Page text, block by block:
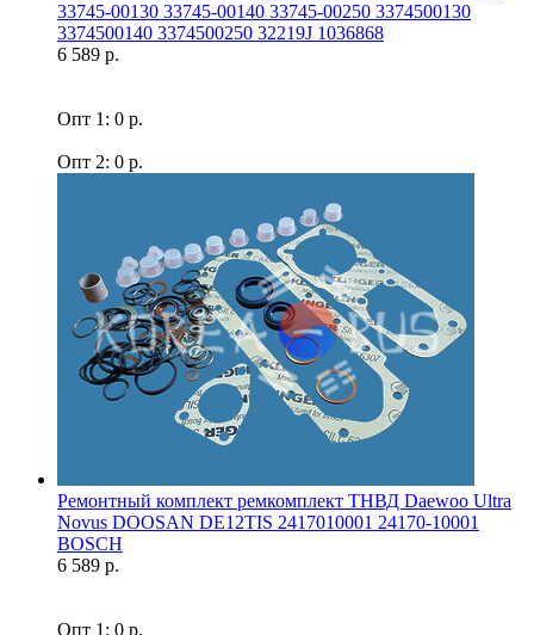
33745-00130 33745-00140 33745-00250 3374500130
3374500140 3374500250 32219J 1036868
6 589 р.
Опт 1: 0 р.
Опт 2: 0 р.
Ремонтный комплект ремкомплект ТНВД Daewoo Ultra
Novus DOOSAN DE12TIS 2417010001 24170-10001
BOSCH
6 589 р.
Опт 1: 0 р.